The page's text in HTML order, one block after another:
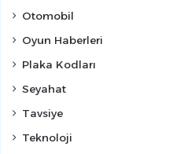
Otomobil
Oyun Haberleri
Plaka Kodları
Seyahat
Tavsiye
Teknoloji